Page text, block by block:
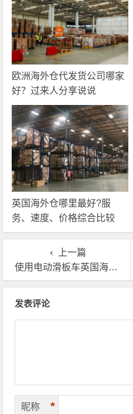
欧洲海外仓代发货公司哪家
好？过来人分享说说
英国海外仓哪里最好?服
务、速度、价格综合比较
上一篇
使用电动滑板车英国海外仓提升物流速度和效率
发表评论
昵称 *